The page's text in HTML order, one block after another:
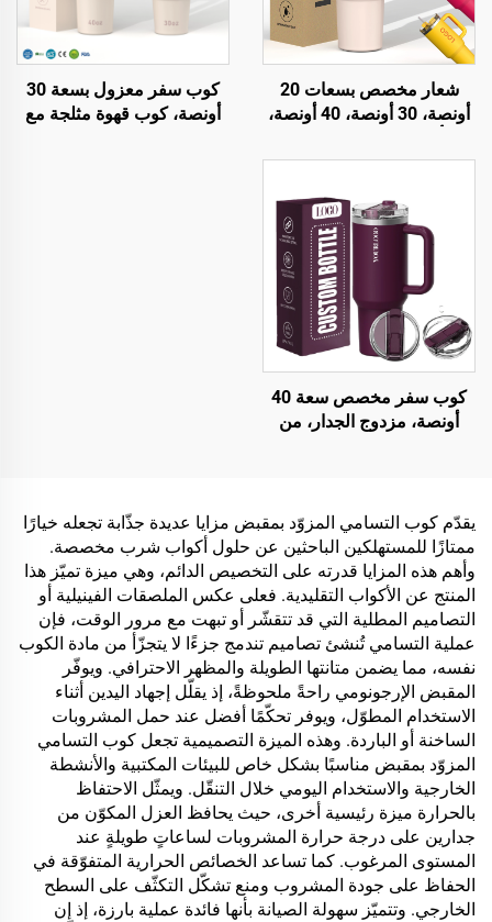
شعار مخصص بسعات 20
أونصة، 30 أونصة، 40 أونصة،
مزدوج الجدار مصنوع من
أونصة، كأس مع مقبض
كوب سفر معزول بسعة 30
أونصة، كوب قهوة مثلجة مع
كوب سفر مخصص سعة 40
أونصة، مزدوج الجدار، من
يقدّم كوب التسامي المزوّد بمقبض مزايا عديدة جذّابة تجعله خيارًا
ممتازًا للمستهلكين الباحثين عن حلول أكواب شرب مخصصة.
وأهم هذه المزايا قدرته على التخصيص الدائم، وهي ميزة تميّز هذا
المنتج عن الأكواب التقليدية. فعلى عكس الملصقات الفينيلية أو
التصاميم المطلية التي قد تتقشّر أو تبهت مع مرور الوقت، فإن
عملية التسامي تُنشئ تصاميم تندمج جزءًا لا يتجزّأ من مادة الكوب
نفسه، مما يضمن متانتها الطويلة والمظهر الاحترافي. ويوفّر
المقبض الإرجونومي راحةً ملحوظةً، إذ يقلّل إجهاد اليدين أثناء
الاستخدام المطوّل، ويوفر تحكّمًا أفضل عند حمل المشروبات
الساخنة أو الباردة. وهذه الميزة التصميمية تجعل كوب التسامي
المزوّد بمقبض مناسبًا بشكل خاص للبيئات المكتبية والأنشطة
الخارجية والاستخدام اليومي خلال التنقّل. ويمثّل الاحتفاظ
بالحرارة ميزة رئيسية أخرى، حيث يحافظ العزل المكوّن من
جدارين على درجة حرارة المشروبات لساعاتٍ طويلةٍ عند
المستوى المرغوب. كما تساعد الخصائص الحرارية المتفوّقة في
الحفاظ على جودة المشروب ومنع تشكّل التكثّف على السطح
الخارجي. وتتميّز سهولة الصيانة بأنها فائدة عملية بارزة، إذ إن